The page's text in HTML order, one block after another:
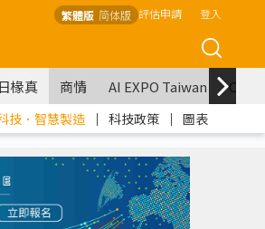
繁體版 简体版 評估申請 登入
椽真 商情 AI EXPO Taiwan
技．智慧製造 ｜ 科技政策 ｜ 圖表